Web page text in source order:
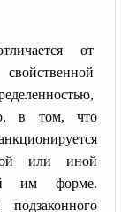
от
свойственной
в том, что
или иной
им форме.